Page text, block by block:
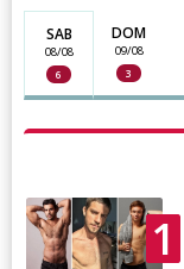
SAB
08/08
6
DOM
09/08
3
1